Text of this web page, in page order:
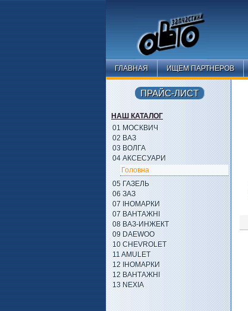
ГЛАВНАЯ ИЩЕМ ПАРТНЕРОВ
ПРАЙС-ЛИСТ
НАШ КАТАЛОГ
01 МОСКВИЧ
02 ВАЗ
03 ВОЛГА
04 АКСЕСУАРИ
Головна
05 ГАЗЕЛЬ
06 ЗАЗ
07 ІНОМАРКИ
07 ВАНТАЖНІ
08 ВАЗ-ИНЖЕКТ
09 DAEWOO
10 CHEVROLET
11 AMULET
12 ІНОМАРКИ
12 ВАНТАЖНІ
13 NEXIA